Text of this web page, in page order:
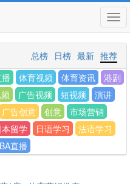
推荐
最新
日榜
总榜
体育视频 体育资讯
港剧
广告视频 短视频
演讲
广告创意 创意
市场营销
本留学 日语学习
法语学习
直播